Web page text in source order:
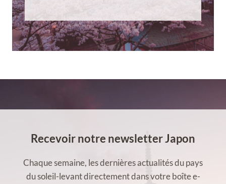
Recevoir notre newsletter Japon
Chaque semaine, les dernières actualités du pays
du soleil-levant directement dans votre boîte e-